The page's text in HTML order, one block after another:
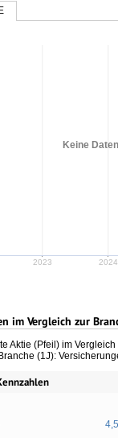
2023 2024
Keine
im Vergleich zur
Aktie (Pfeil) im
(1J):